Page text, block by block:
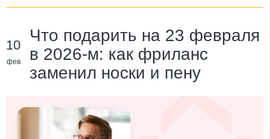
10
фев
Что подарить на 23 февраля
в 2026-м: как фриланс
заменил носки и пену